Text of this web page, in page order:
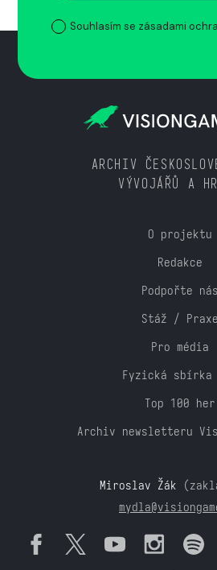
Souhlasím se zásadami
ARCHIV
VÝVOJÁŘŮ A
O projektu
Redakce
Podpořte nás
Stáž / Praxe
Pro média
Fyzická sbírka
Top 100 her
Archiv newsletteru
Miroslav Žák